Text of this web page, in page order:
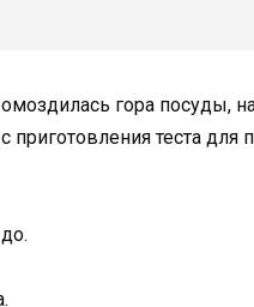
гора посуды,
приготовления теста для